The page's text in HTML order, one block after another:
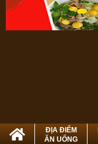
ĐỊA ĐIỂM
ĂN UỐNG